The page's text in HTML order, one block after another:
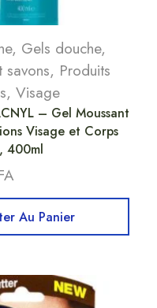
, Gels douche,
savons, Produits
, Visage
– Gel Moussant
Visage et Corps
400ml
Au Panier